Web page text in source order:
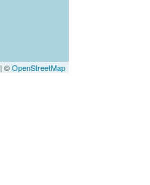
| ©OpenStreetMap